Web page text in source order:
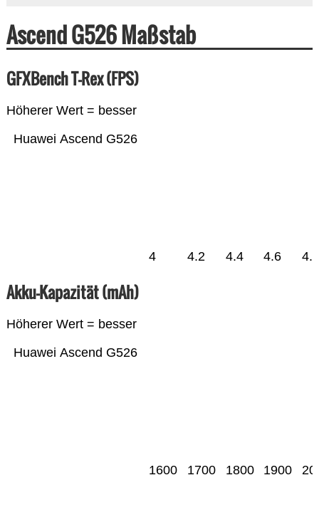
Ascend G526 Maßstab
GFXBench T-Rex (FPS)
Höherer Wert = besser
Huawei Ascend G526
4 4.2 4.4 4.6 4.8
Akku-Kapazität (mAh)
Höherer Wert = besser
Huawei Ascend G526
1600 1700 1800 1900